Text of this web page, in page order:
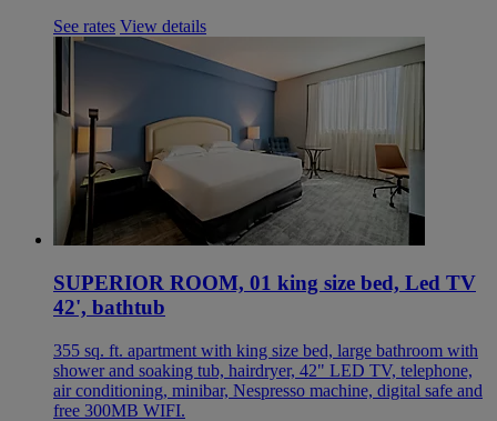
See rates View details
SUPERIOR ROOM, 01 king size bed, Led TV
42', bathtub
355 sq. ft. apartment with king size bed, large bathroom with
shower and soaking tub, hairdryer, 42" LED TV, telephone,
air conditioning, minibar, Nespresso machine, digital safe and
free 300MB WIFI.